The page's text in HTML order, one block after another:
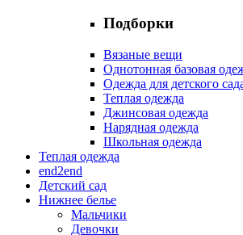
Подборки
Вязаные вещи
Однотонная базовая
Одежда для детского
Теплая одежда
Джинсовая одежда
Нарядная одежда
Школьная одежда
Теплая одежда
end2end
Детский сад
Нижнее белье
Мальчики
Девочки